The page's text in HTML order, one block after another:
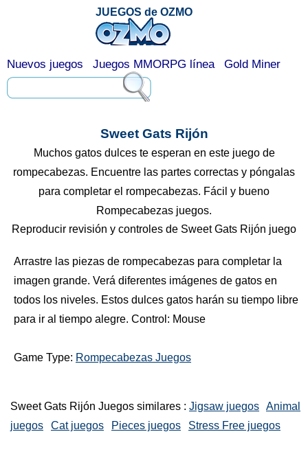
Sweet Gats Rijón
Muchos gatos dulces te esperan en este juego de
rompecabezas. Encuentre las partes correctas y póngalas
para completar el rompecabezas. Fácil y bueno
Rompecabezas juegos.
Reproducir revisión y controles de Sweet Gats Rijón juego
Arrastre las piezas de rompecabezas para completar la
imagen grande. Verá diferentes imágenes de gatos en
todos los niveles. Estos dulces gatos harán su tiempo libre
para ir al tiempo alegre. Control: Mouse
Game Type: Rompecabezas Juegos
Sweet Gats Rijón Juegos similares : Jigsaw juegos Animal
juegos
Cat juegos Pieces juegos Stress Free juegos
JUEGOS de OZMO
Nuevos juegos Juegos MMORPG línea Gold Miner